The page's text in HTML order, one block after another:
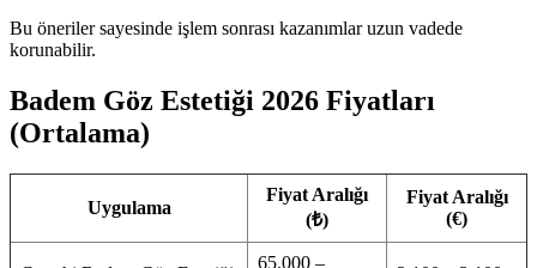
Bu öneriler sayesinde işlem sonrası kazanımlar uzun vadede
korunabilir.
Badem Göz Estetiği 2026 Fiyatları
(Ortalama)
Uygulama
Fiyat Aralığı
(₺)
Fiyat Aralığı
(€)
65.000 –